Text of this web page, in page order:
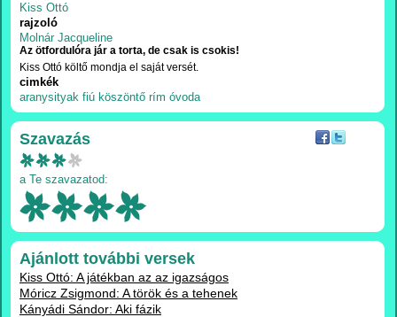
Kiss Ottó
rajzoló
Molnár Jacqueline
Az ötfordulóra jár a torta, de csak is csokis!
Kiss Ottó költő mondja el saját versét.
cimkék
aranysityak fiú köszöntő rím óvoda
Szavazás
a Te szavazatod:
Ajánlott további versek
Kiss Ottó: A játékban az az igazságos
Móricz Zsigmond: A török és a tehenek
Kányádi Sándor: Aki fázik